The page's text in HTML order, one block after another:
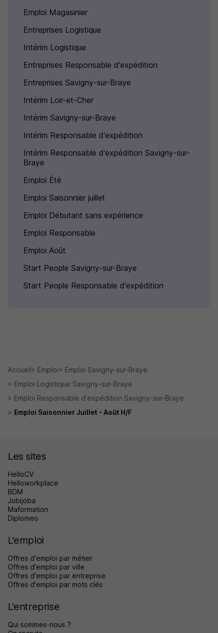
Emploi Magasinier
Entreprises Logistique
Intérim Logistique
Entreprises Responsable d'expédition
Entreprises Savigny-sur-Braye
Intérim Loir-et-Cher
Intérim Savigny-sur-Braye
Intérim Responsable d'expédition
Intérim Responsable d'expédition Savigny-sur-
Braye
Emploi Été
Emploi Saisonnier juillet
Emploi Débutant sans expérience
Emploi Responsable
Emploi Août
Start People Savigny-sur-Braye
Start People Responsable d'expédition
Accueil Emploi
Emploi Savigny-sur-Braye
Emploi Logistique Savigny-sur-Braye
Emploi Responsable d'expédition Savigny-sur-Braye
Emploi Saisonnier Juillet - Août H/F
Les sites
HelloCV
Helloworkplace
BDM
Jobijoba
Maformation
Diplomeo
L'emploi
Offres d'emploi par métier
Offres d'emploi par ville
Offres d'emploi par entreprise
Offres d'emploi par mots clés
L'entreprise
Qui sommes-nous ?